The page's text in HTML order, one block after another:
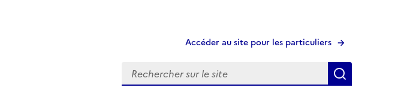
Accéder au site pour les particuliers
Recherche